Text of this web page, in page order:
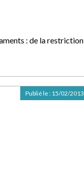
: de la restriction
Publié le : 15/02/2013